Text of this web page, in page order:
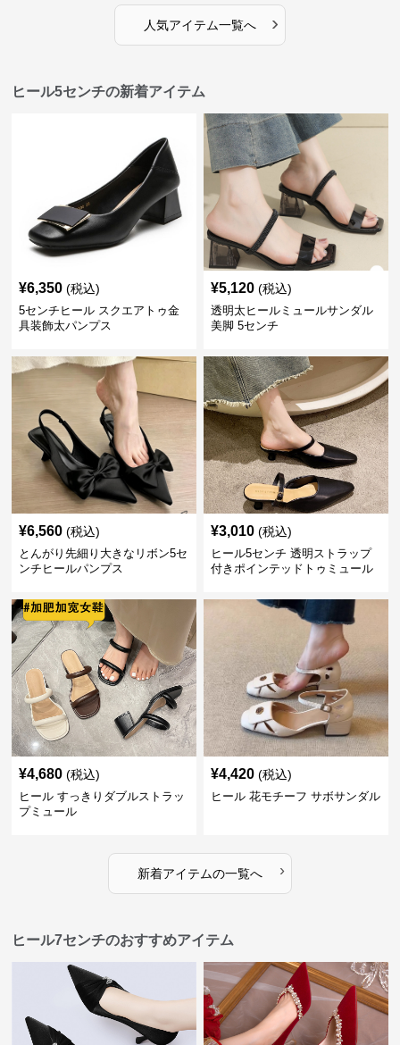
人気アイテム一覧へ ›
ヒール5センチの新着アイテム
¥6,350 (税込)
5センチヒール スクエアトゥ金
具装飾太パンプス
¥5,120 (税込)
透明太ヒールミュールサンダル
美脚 5センチ
¥6,560 (税込)
とんがり先細り大きなリボン5セ
ンチヒールパンプス
¥3,010 (税込)
ヒール5センチ 透明ストラップ
付きポインテッドトゥミュール
¥4,680 (税込)
ヒール すっきりダブルストラッ
プミュール
¥4,420 (税込)
ヒール 花モチーフ サボサンダル
新着アイテムの一覧へ ›
ヒール7センチのおすすめアイテム